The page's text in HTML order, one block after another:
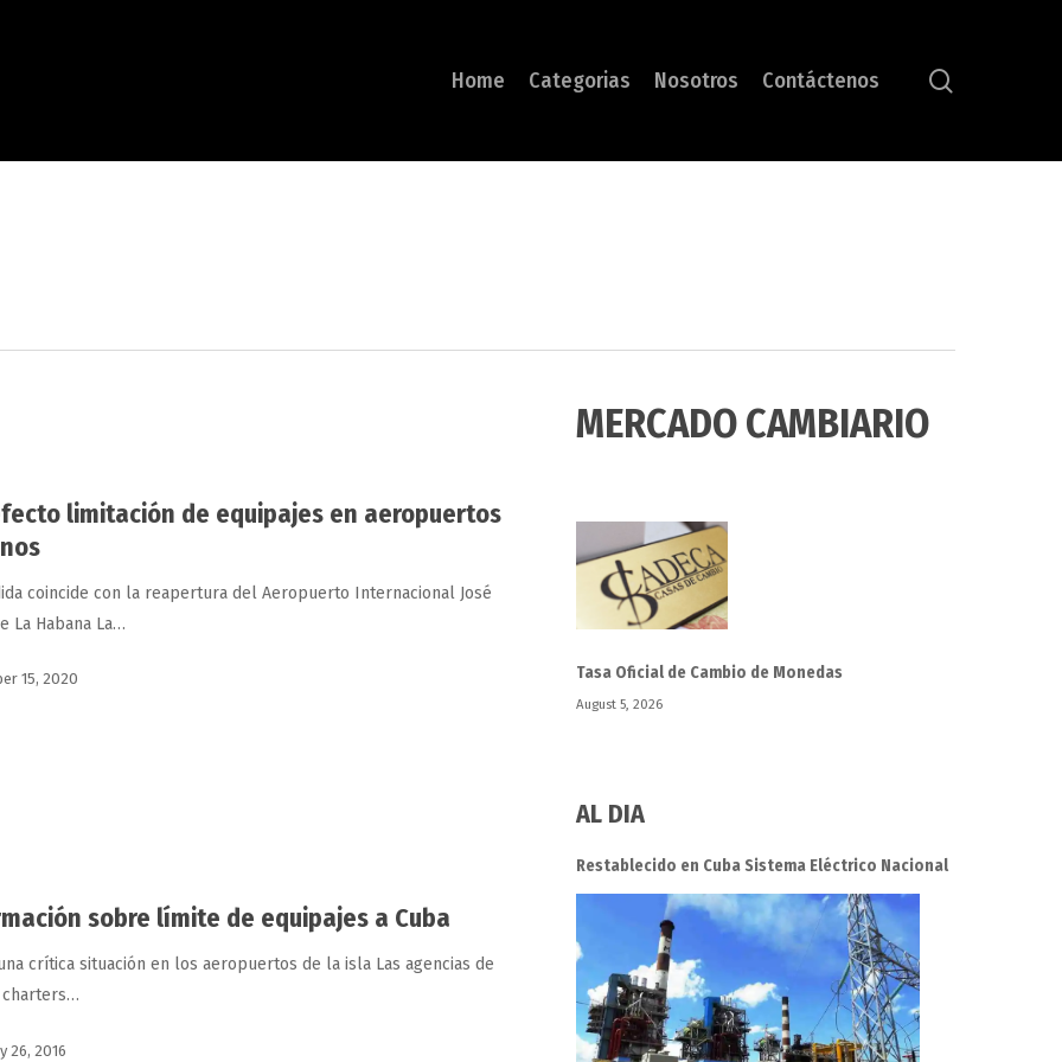
Home Categorias Nosotros Contáctenos
limitación de equipajes en aeropuertos
coincide con la reapertura del Aeropuerto Internacional José
La Habana La…
15, 2020
sobre límite de equipajes a Cuba
crítica situación en los aeropuertos de la isla Las agencias de
26, 2016
MERCADO CAMBIARIO
Tasa Oficial de Cambio de Monedas
August 5, 2026
AL DIA
Restablecido en Cuba Sistema Eléctrico Nacional